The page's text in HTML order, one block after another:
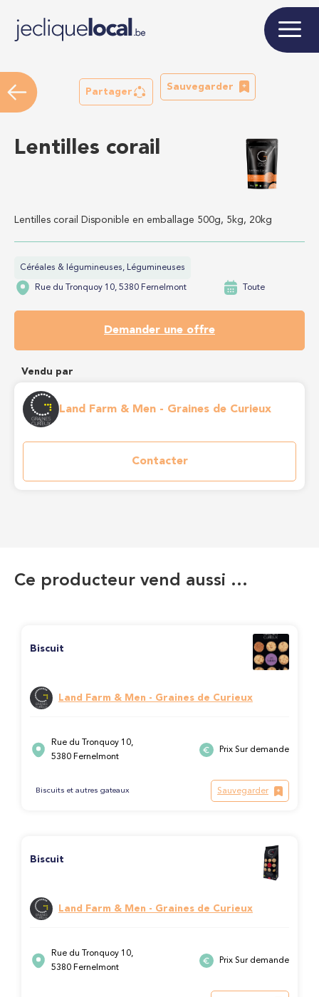
Partager
Sauvegarder
Lentilles corail
Lentilles corail Disponible en emballage 500g, 5kg, 20kg
Céréales & légumineuses, Légumineuses
Rue du Tronquoy 10, 5380 Fernelmont Toute
Demander une offre
Vendu par
Land Farm & Men - Graines de Curieux
Contacter
Ce producteur vend aussi …
Biscuit
Land Farm & Men - Graines de Curieux
Rue du Tronquoy 10,
5380 Fernelmont
Prix Sur demande
Biscuits et autres gateaux Sauvegarder
Biscuit
Land Farm & Men - Graines de Curieux
Rue du Tronquoy 10,
5380 Fernelmont
Prix Sur demande